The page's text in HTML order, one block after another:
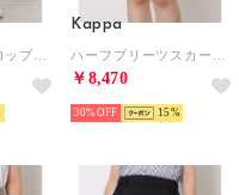
Kappa
￥8,470
30% 15